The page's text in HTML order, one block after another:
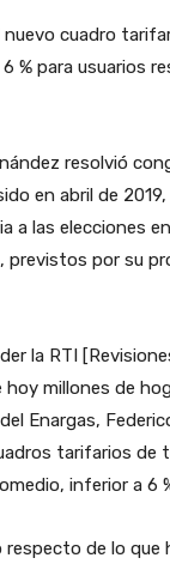
nuevo cuadro
% para usuarios
resolvió
en abril de
a las elecciones
por su
la RTI
millones de
Enargas,
tarifarios de
inferior a 6
de lo que